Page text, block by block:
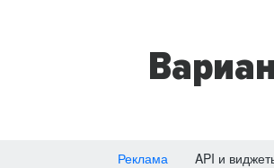
Реклама API и